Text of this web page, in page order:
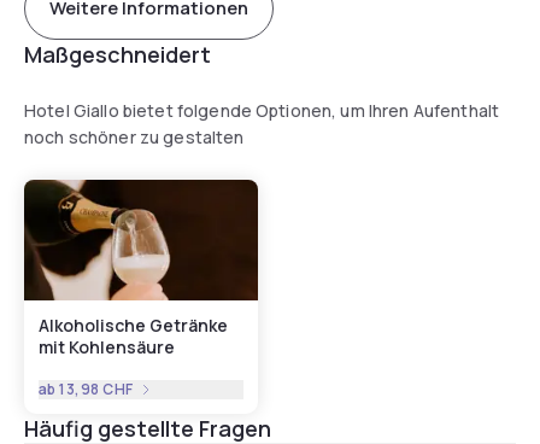
Palazzo del Governatore. L’aeroporto più vicino è quello di
Parma-Giuseppe Verdi, a 8 km di distanza.
Weitere Informationen
Maßgeschneidert
Hotel Giallo bietet folgende Optionen, um Ihren Aufenthalt
noch schöner zu gestalten
Alkoholische Getränke
mit Kohlensäure
ab13,98 CHF
Häufig gestellte Fragen